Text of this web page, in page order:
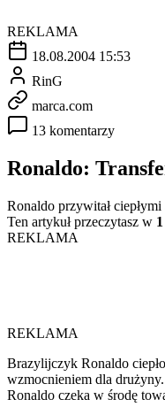
REKLAMA
18.08.2004 15:53
RinG
marca.com
13 komentarzy
Ronaldo:
Ronaldo przywitał
Ten artykuł przeczytasz w
REKLAMA
REKLAMA
Brazylijczyk Ronaldo
wzmocnieniem dla
Ronaldo czeka w środę